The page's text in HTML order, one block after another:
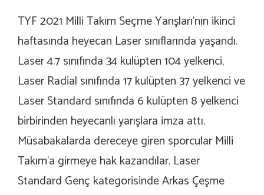
TYF 2021 Milli Takım Seçme Yarışları’nın ikinci
haftasında heyecan Laser sınıflarında yaşandı.
Laser 4.7 sınıfında 34 kulüpten 104 yelkenci,
Laser Radial sınıfında 17 kulüpten 37 yelkenci ve
Laser Standard sınıfında 6 kulüpten 8 yelkenci
birbirinden heyecanlı yarışlara imza attı.
Müsabakalarda dereceye giren sporcular Milli
Takım’a girmeye hak kazandılar. Laser
Standard Genç kategorisinde Arkas Çeşme